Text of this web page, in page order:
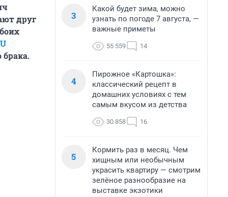
друг
брака.
3
Какой будет зима, можно
узнать по погоде 7 августа, —
важные приметы
55 559 14
4
Пирожное «Картошка»:
классический рецепт в
домашних условиях с тем
самым вкусом из детства
30 858 16
5
Кормить раз в месяц. Чем
хищным или необычным
украсить квартиру — смотрим
зелёное разнообразие на
выставке экзотики